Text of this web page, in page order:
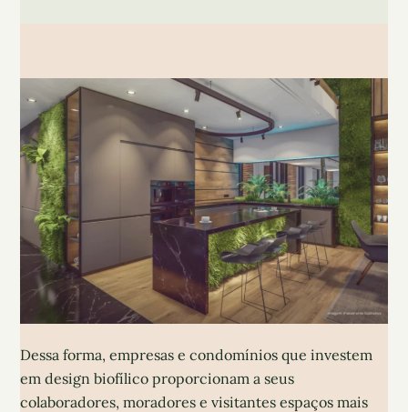
Dessa forma, empresas e condomínios que investem
em design biofílico proporcionam a seus
colaboradores, moradores e visitantes espaços mais